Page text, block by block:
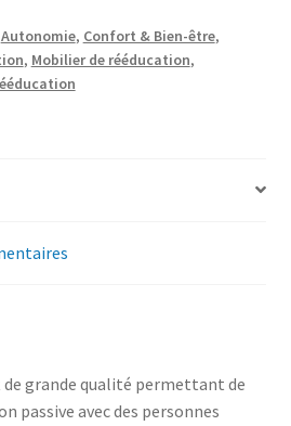
Autonomie, Confort & Bien-être,
, Mobilier de rééducation,
grande qualité permettant de
passive avec des personnes